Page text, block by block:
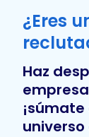
¿Eres
Haz